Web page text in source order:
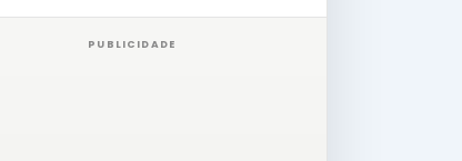
PUBLICIDADE